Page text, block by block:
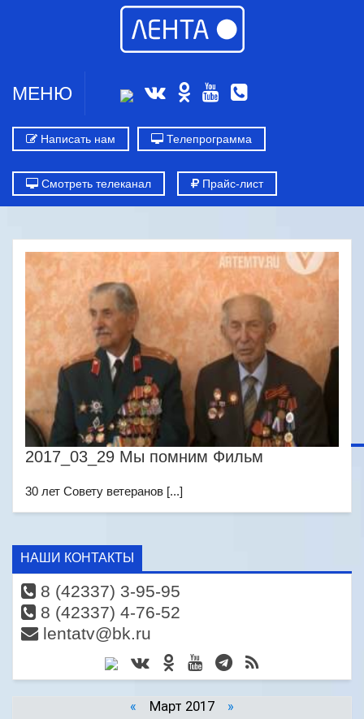
МЕНЮ
Написать нам Телепрограмма
Смотреть телеканал Прайс-лист
2017_03_29 Мы помним Фильм
30 лет Совету ветеранов [...]
НАШИ КОНТАКТЫ
8 (42337) 3-95-95
8 (42337) 4-76-52
lentatv@bk.ru
« Март 2017 »